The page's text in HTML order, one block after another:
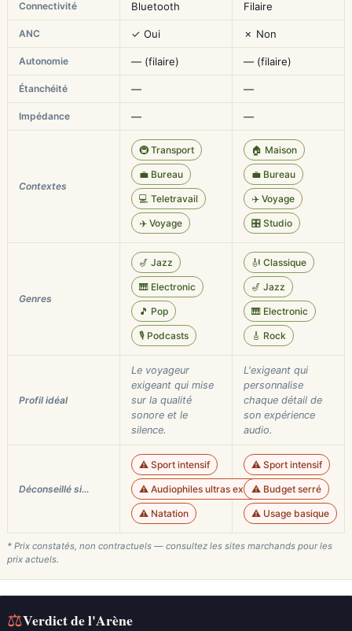
Connectivité Bluetooth Filaire
ANC ✓ Oui ✗ Non
Autonomie — (filaire) — (filaire)
Étanchéité — —
Impédance — —
Contextes
🚇 Transport
💼 Bureau
💻 Teletravail
✈️ Voyage
🏠 Maison
💼 Bureau
✈️ Voyage
🎛️ Studio
Genres
🎷 Jazz
🎹 Electronic
🎵 Pop
🎙️ Podcasts
🎻 Classique
🎷 Jazz
🎹 Electronic
🎸 Rock
Profil idéal
Le voyageur
exigeant qui mise
sur la qualité
sonore et le
silence.
L'exigeant qui
personnalise
chaque détail de
son expérience
audio.
Déconseillé si…
⚠️ Sport intensif
⚠️ Audiophiles ultras exigeants
⚠️ Natation
⚠️ Sport intensif
⚠️ Budget serré
⚠️ Usage basique
* Prix constatés, non contractuels — consultez les sites marchands pour les
prix actuels.
⚖Verdict de l'Arène